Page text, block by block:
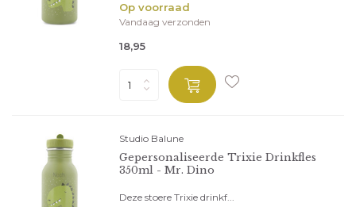
Op voorraad
Vandaag verzonden
18,95
Studio Balune
Gepersonaliseerde Trixie Drinkfles
350ml - Mr. Dino
Deze stoere Trixie drinkf...